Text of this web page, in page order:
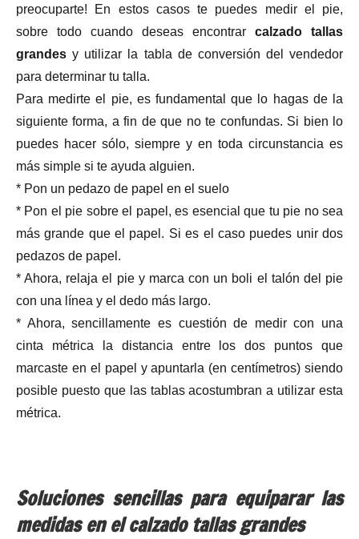
preocuparte! En estos casos te puedes medir el pie,
sobre todo cuando deseas encontrar calzado tallas
grandes y utilizar la tabla de conversión del vendedor
para determinar tu talla.
Para medirte el pie, es fundamental que lo hagas de la
siguiente forma, a fin de que no te confundas. Si bien lo
puedes hacer sólo, siempre y en toda circunstancia es
más simple si te ayuda alguien.
* Pon un pedazo de papel en el suelo
* Pon el pie sobre el papel, es esencial que tu pie no sea
más grande que el papel. Si es el caso puedes unir dos
pedazos de papel.
* Ahora, relaja el pie y marca con un boli el talón del pie
con una línea y el dedo más largo.
* Ahora, sencillamente es cuestión de medir con una
cinta métrica la distancia entre los dos puntos que
marcaste en el papel y apuntarla (en centímetros) siendo
posible puesto que las tablas acostumbran a utilizar esta
métrica.
Soluciones sencillas para equiparar las
medidas en el calzado tallas grandes